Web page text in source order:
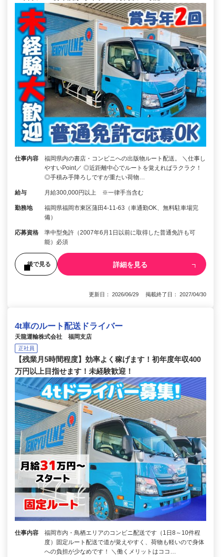
仕事内容
福岡県内の書店・コンビニへの出版物ルート配送。 ＼仕事し
やすいPoint／ ◎近距離中心でルートを覚えればラクラク！
◎手積み手降ろしですが重たい荷物…
給与 月給300,000円以上 ※一律手当含む
勤務地
福岡県福岡市東区蒲田4-11-63（車通勤OK、無料駐車場完
備）
応募資格
準中型免許（2007年6月1日以前に取得した普通免許も可
能）必須
後で見る 詳細を見る
更新日： 2026/06/29 掲載終了日： 2027/04/30
4t車のルート配送ドライバー
天龍運輸株式会社 福岡支店
正社員
【残業月5時間程度】効率よく稼げます！初年度年収400
万円以上目指せます！未経験歓迎！
仕事内容
福岡市内・鳥栖エリアのコンビニ配送です（1日8～10件程
度）固定ルート配送で道が覚えやすく、荷物も軽いので身体
への負担が少なめです！ ＼働くメリットはココ…